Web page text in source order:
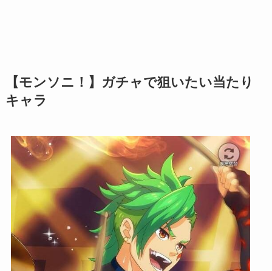
【モンソニ！】ガチャで狙いたい当たり
キャラ